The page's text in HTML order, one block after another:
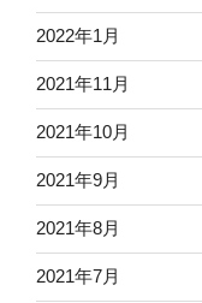
2022年1月
2021年11月
2021年10月
2021年9月
2021年8月
2021年7月